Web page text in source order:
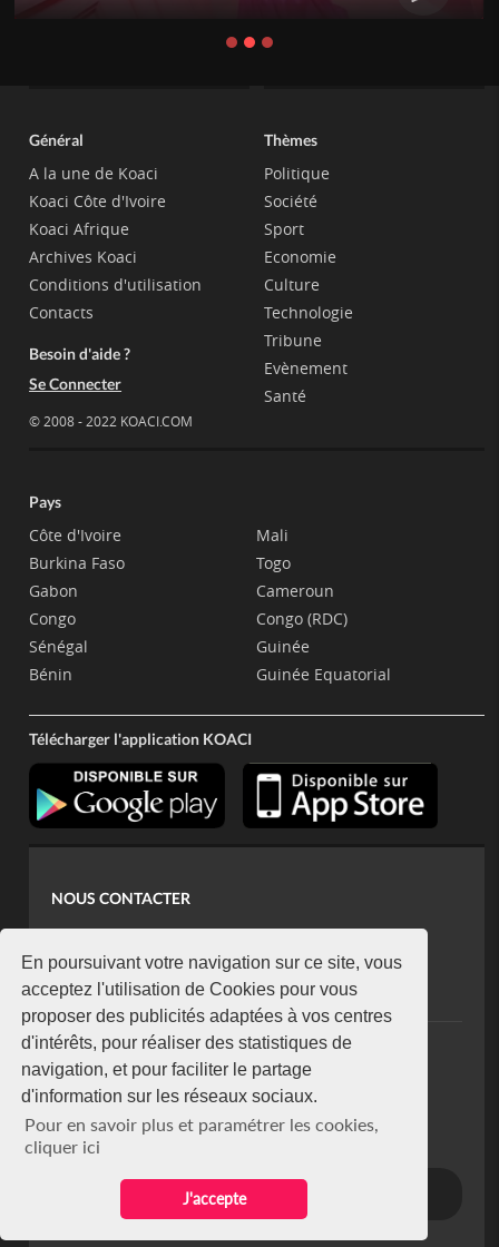
En poursuivant votre navigation sur ce site, vous
acceptez l'utilisation de Cookies pour vous
proposer des publicités adaptées à vos centres
d'intérêts, pour réaliser des statistiques de
navigation, et pour faciliter le partage
d'information sur les réseaux sociaux.
Pour en savoir plus et paramétrer les cookies,
cliquer ici
J'accepte
Général
A la une de Koaci
Koaci Côte d'Ivoire
Koaci Afrique
Archives Koaci
Conditions d'utilisation
Contacts
Besoin d'aide ?
Se Connecter
© 2008 - 2022 KOACI.COM
Thèmes
Politique
Société
Sport
Economie
Culture
Technologie
Tribune
Evènement
Santé
Pays
Côte d'Ivoire
Burkina Faso
Gabon
Congo
Sénégal
Bénin
Mali
Togo
Cameroun
Congo (RDC)
Guinée
Guinée Equatorial
Télécharger l'application KOACI
NOUS CONTACTER
koaci@yahoo.fr
+225 07 08 85 52 93
NEWSLETTER
Restez connecté via notre newsletter
S'abonner
Se désabonner